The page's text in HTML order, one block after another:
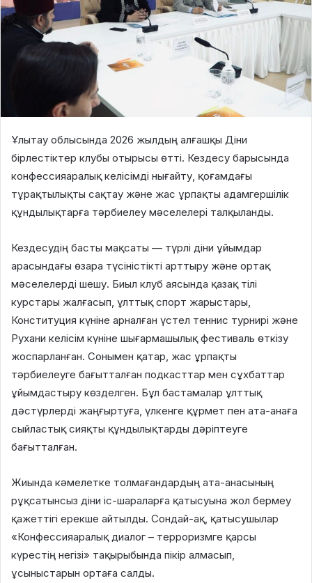
Ұлытау облысында 2026 жылдың алғашқы Діни
бірлестіктер клубы отырысы өтті. Кездесу барысында
конфессияаралық келісімді нығайту, қоғамдағы
тұрақтылықты сақтау және жас ұрпақты адамгершілік
құндылықтарға тәрбиелеу мәселелері талқыланды.
Кездесудің басты мақсаты — түрлі діни ұйымдар
арасындағы өзара түсіністікті арттыру және ортақ
мәселелерді шешу. Биыл клуб аясында қазақ тілі
курстары жалғасып, ұлттық спорт жарыстары,
Конституция күніне арналған үстел теннис турнирі және
Рухани келісім күніне шығармашылық фестиваль өткізу
жоспарланған. Сонымен қатар, жас ұрпақты
тәрбиелеуге бағытталған подкасттар мен сұхбаттар
ұйымдастыру көзделген. Бұл бастамалар ұлттық
дәстүрлерді жаңғыртуға, үлкенге құрмет пен ата-анаға
сыйластық сияқты құндылықтарды дәріптеуге
бағытталған.
Жиында кәмелетке толмағандардың ата-анасының
рұқсатынсыз діни іс-шараларға қатысуына жол бермеу
қажеттігі ерекше айтылды. Сондай-ақ, қатысушылар
«Конфессияаралық диалог – терроризмге қарсы
күрестің негізі» тақырыбында пікір алмасып,
ұсыныстарын ортаға салды.